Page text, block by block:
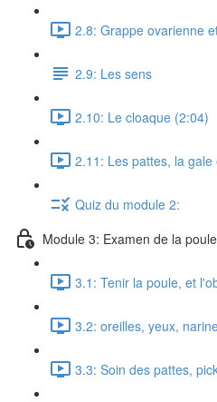
2.8: Grappe ovarienne
2.9: Les sens
2.10: Le cloaque (2:04)
2.11: Les pattes, la
Quiz du module 2:
Module 3: Examen de la poule
3.1: Tenir la poule, et
3.2: oreilles, yeux,
3.3: Soin des pattes,